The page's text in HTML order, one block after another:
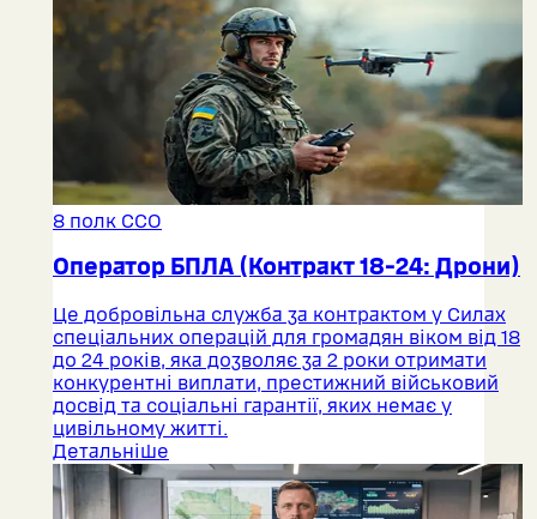
8 полк ССО
Оператор БПЛА (Контракт 18-24: Дрони)
Це добровільна служба за контрактом у Силах
спеціальних операцій для громадян віком від 18
до 24 років, яка дозволяє за 2 роки отримати
конкурентні виплати, престижний військовий
досвід та соціальні гарантії, яких немає у
цивільному житті.
Детальніше